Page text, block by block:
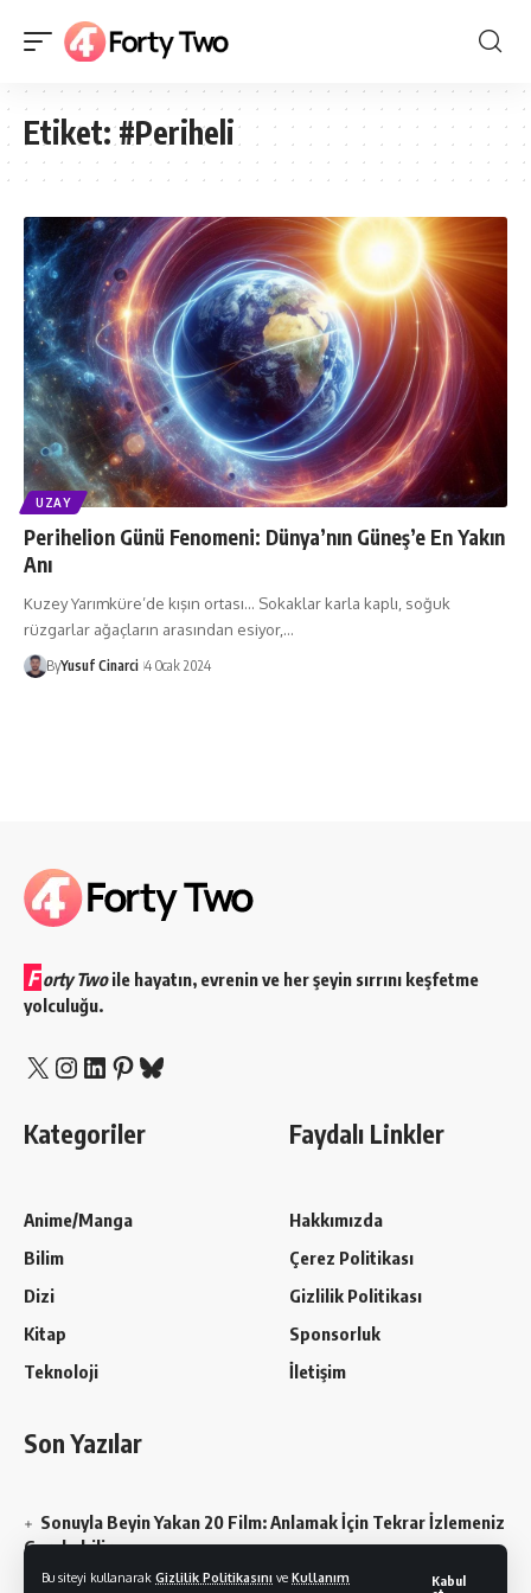
Bu siteyi kullanarak Gizlilik Politikasını ve Kullanım
Kabul
Etiket:#Periheli
UZAY
Perihelion Günü Fenomeni: Dünya’nın Güneş’e En Yakın
Anı
Kuzey Yarımküre’de kışın ortası... Sokaklar karla kaplı, soğuk
rüzgarlar ağaçların arasından esiyor,…
ByYusuf Cinarci 4 Ocak 2024
F orty Twoile hayatın, evrenin ve her şeyin sırrını keşfetme
yolculuğu.
X Instagram
LinkedIn
Pinterest
Bluesky
Kategoriler
Anime/Manga
Bilim
Dizi
Kitap
Teknoloji
Faydalı Linkler
Hakkımızda
Çerez Politikası
Gizlilik Politikası
Sponsorluk
İletişim
Son Yazılar
Sonuyla Beyin Yakan 20 Film: Anlamak İçin Tekrar İzlemeniz
Gerekebilir